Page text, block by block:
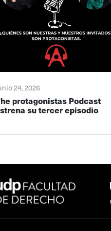
24, 2026
protagonistas Podcast
su tercer episodio